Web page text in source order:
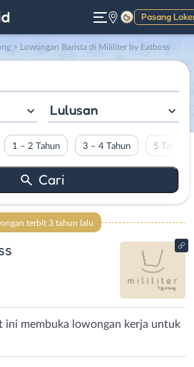
Pasang
Gelap
> Lowongan Barista di Mililiter by Eatboss
Lulusan
1 – 2 Tahun 3 – 4 Tahun 5 Tahun
terbit 3 tahun lalu
ini membuka lowongan kerja untuk